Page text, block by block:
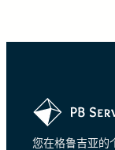
您在格鲁吉亚的